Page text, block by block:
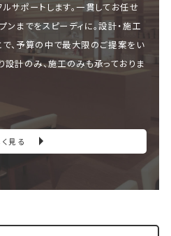
サポートします。一貫してお任せ
ンまでをスピーディに。設計・施工
で、予算の中で最大限のご提案をい
設計のみ、施工のみも承っておりま
見る